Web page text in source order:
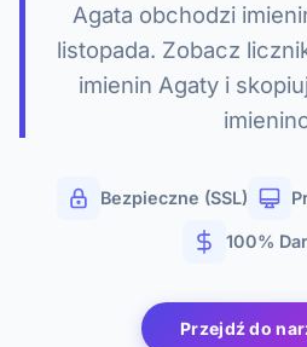
Agata obchodzi
listopada. Zobacz
imienin Agaty i
Bezpieczne (SSL)
100%
Przejdź do